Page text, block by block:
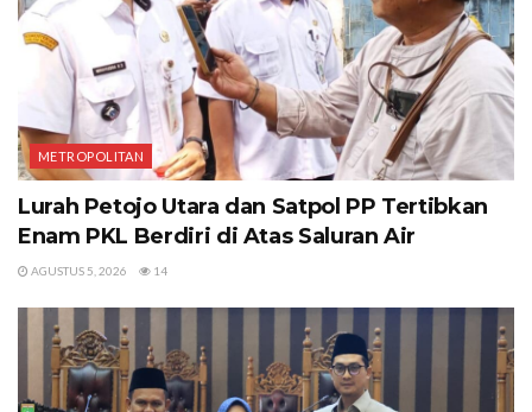
METROPOLITAN
Lurah Petojo Utara dan Satpol PP Tertibkan
Enam PKL Berdiri di Atas Saluran Air
AGUSTUS 5, 2026 14